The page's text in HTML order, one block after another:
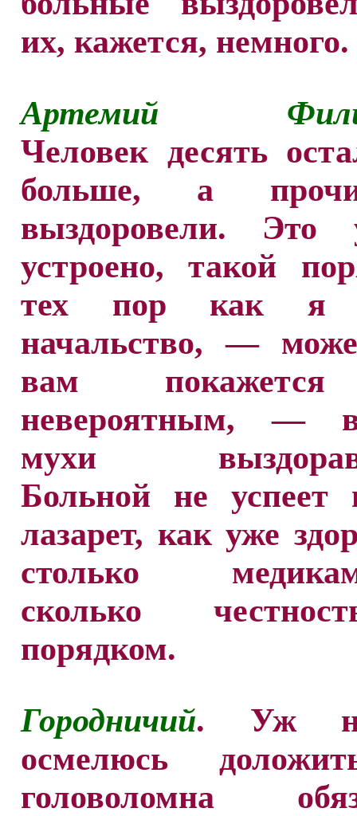
их, кажется, немного.
Артемий
Человек десять
больше, а
выздоровели.
устроено, такой
тех пор как я
начальство, —
вам
невероятным, —
мухи
Больной не успеет
лазарет, как уже
столько
сколько
порядком.
Городничий. Уж
осмелюсь
головоломна